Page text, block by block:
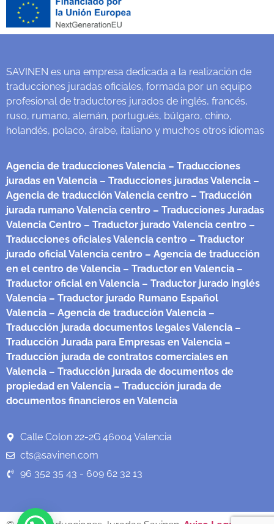
SAVINEN es una empresa dedicada a la realización de
traducciones juradas oficiales, formada por un equipo
profesional de traductores jurados de inglés, francés,
ruso, rumano, alemán, portugués, búlgaro, chino,
holandés, polaco, árabe, italiano y muchos otros idiomas
Agencia de traducciones Valencia – Traducciones
juradas en Valencia – Traducciones juradas Valencia –
Agencia de traducción Valencia centro – Traducción
jurada rumano Valencia centro – Traducciones Juradas
Valencia Centro – Traductor jurado Valencia centro –
Traducciones oficiales Valencia centro – Traductor
jurado oficial Valencia centro – Agencia de traducción
en el centro de Valencia – Traductor en Valencia –
Traductor oficial en Valencia – Traductor jurado inglés
Valencia – Traductor jurado Rumano Español
Valencia – Agencia de traducción Valencia –
Traducción jurada documentos legales Valencia –
Traducción Jurada para Empresas en Valencia –
Traducción jurada de contratos comerciales en
Valencia – Traducción jurada de documentos de
propiedad en Valencia – Traducción jurada de
documentos financieros en Valencia
Calle Colon 22-2G 46004 Valencia
cts@savinen.com
96 352 35 43 - 609 62 32 13